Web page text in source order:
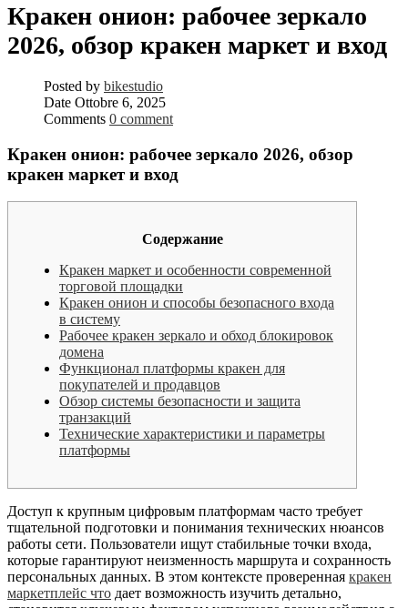
Кракен онион: рабочее зеркало
2026, обзор кракен маркет и вход
Posted by bikestudio
Date Ottobre 6, 2025
Comments 0 comment
Кракен онион: рабочее зеркало 2026, обзор
кракен маркет и вход
Содержание
Кракен маркет и особенности современной
торговой площадки
Кракен онион и способы безопасного входа
в систему
Рабочее кракен зеркало и обход блокировок
домена
Функционал платформы кракен для
покупателей и продавцов
Обзор системы безопасности и защита
транзакций
Технические характеристики и параметры
платформы
Доступ к крупным цифровым платформам часто требует
тщательной подготовки и понимания технических нюансов
работы сети. Пользователи ищут стабильные точки входа,
которые гарантируют неизменность маршрута и сохранность
персональных данных. В этом контексте проверенная кракен
маркетплейс что дает возможность изучить детально,